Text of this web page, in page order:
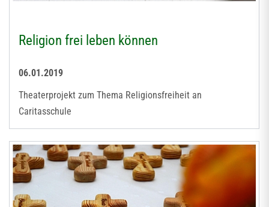
Religion frei leben können
06.01.2019
Theaterprojekt zum Thema Religionsfreiheit an
Caritasschule